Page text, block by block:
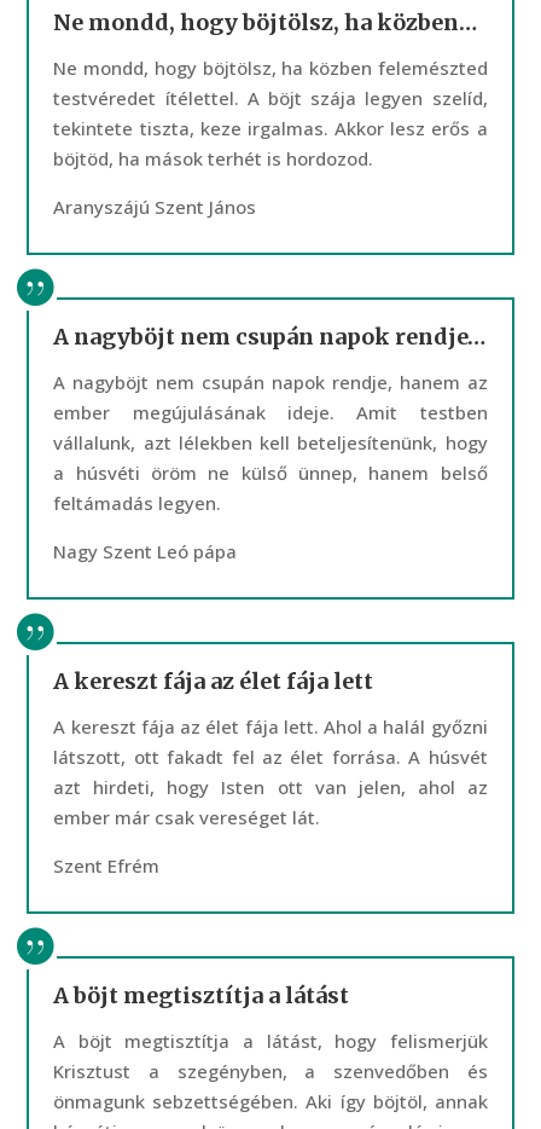
Ne mondd, hogy böjtölsz, ha közben…
Ne mondd, hogy böjtölsz, ha közben felemészted
testvéredet ítélettel. A böjt szája legyen szelíd,
tekintete tiszta, keze irgalmas. Akkor lesz erős a
böjtöd, ha mások terhét is hordozod.
Aranyszájú Szent János
A nagyböjt nem csupán napok rendje…
A nagyböjt nem csupán napok rendje, hanem az
ember megújulásának ideje. Amit testben
vállalunk, azt lélekben kell beteljesítenünk, hogy
a húsvéti öröm ne külső ünnep, hanem belső
feltámadás legyen.
Nagy Szent Leó pápa
A kereszt fája az élet fája lett
A kereszt fája az élet fája lett. Ahol a halál győzni
látszott, ott fakadt fel az élet forrása. A húsvét
azt hirdeti, hogy Isten ott van jelen, ahol az
ember már csak vereséget lát.
Szent Efrém
A böjt megtisztítja a látást
A böjt megtisztítja a látást, hogy felismerjük
Krisztust a szegényben, a szenvedőben és
önmagunk sebzettségében. Aki így böjtöl, annak